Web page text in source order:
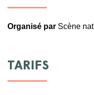
Organisé par Scène
TARIFS